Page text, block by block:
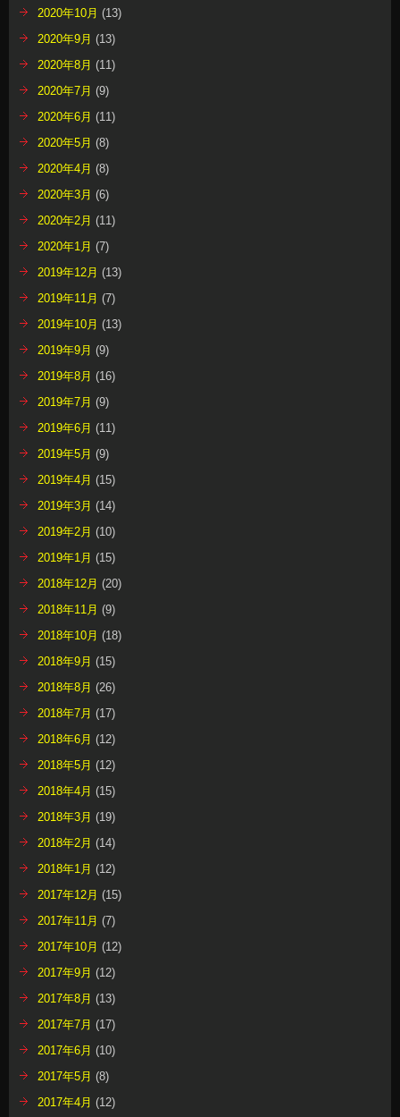
2020年10月 (13)
2020年9月 (13)
2020年8月 (11)
2020年7月 (9)
2020年6月 (11)
2020年5月 (8)
2020年4月 (8)
2020年3月 (6)
2020年2月 (11)
2020年1月 (7)
2019年12月 (13)
2019年11月 (7)
2019年10月 (13)
2019年9月 (9)
2019年8月 (16)
2019年7月 (9)
2019年6月 (11)
2019年5月 (9)
2019年4月 (15)
2019年3月 (14)
2019年2月 (10)
2019年1月 (15)
2018年12月 (20)
2018年11月 (9)
2018年10月 (18)
2018年9月 (15)
2018年8月 (26)
2018年7月 (17)
2018年6月 (12)
2018年5月 (12)
2018年4月 (15)
2018年3月 (19)
2018年2月 (14)
2018年1月 (12)
2017年12月 (15)
2017年11月 (7)
2017年10月 (12)
2017年9月 (12)
2017年8月 (13)
2017年7月 (17)
2017年6月 (10)
2017年5月 (8)
2017年4月 (12)